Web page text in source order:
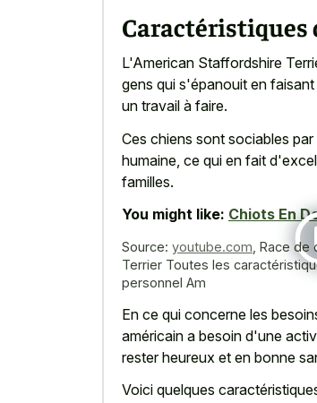
Caractéristiques
L'American Staffordshire
gens qui s'épanouit en
un travail à faire.
Ces chiens sont sociables
humaine, ce qui en fait
familles.
You might like: Chiots En
Source: youtube.com Race de
Terrier Toutes les
personnel Am
En ce qui concerne les
américain a besoin d'une
rester heureux et en bonne
Voici quelques